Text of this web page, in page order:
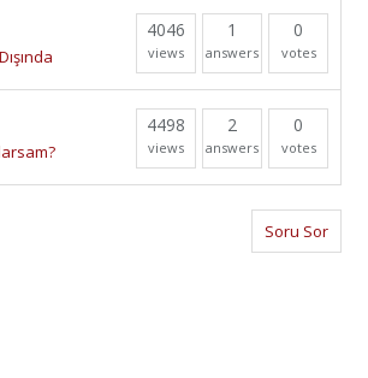
4046
views
1
answers
0
votes
4498
views
2
answers
0
votes
Soru Sor